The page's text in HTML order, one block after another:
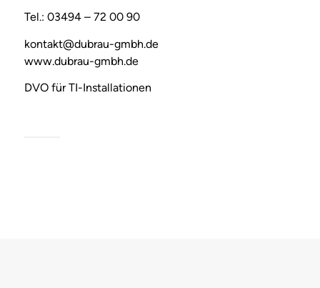
Tel.: 03494 – 72 00 90
kontakt@dubrau-gmbh.de
www.dubrau-gmbh.de
DVO für TI-Installationen